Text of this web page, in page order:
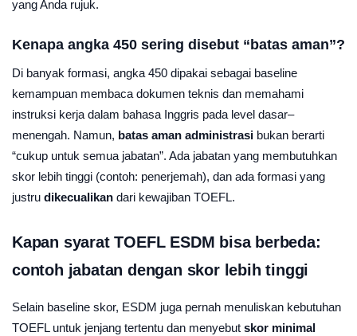
yang Anda rujuk.
Kenapa angka 450 sering disebut “batas aman”?
Di banyak formasi, angka 450 dipakai sebagai baseline
kemampuan membaca dokumen teknis dan memahami
instruksi kerja dalam bahasa Inggris pada level dasar–
menengah. Namun, batas aman administrasi bukan berarti
“cukup untuk semua jabatan”. Ada jabatan yang membutuhkan
skor lebih tinggi (contoh: penerjemah), dan ada formasi yang
justru dikecualikan dari kewajiban TOEFL.
Kapan syarat TOEFL ESDM bisa berbeda:
contoh jabatan dengan skor lebih tinggi
Selain baseline skor, ESDM juga pernah menuliskan kebutuhan
TOEFL untuk jenjang tertentu dan menyebut skor minimal